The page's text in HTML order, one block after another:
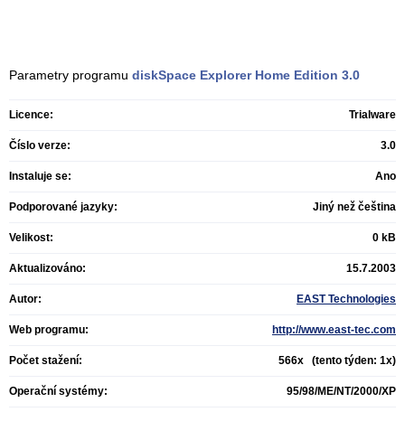
Parametry programu diskSpace Explorer Home Edition 3.0
Licence: Trialware
Číslo verze: 3.0
Instaluje se: Ano
Podporované jazyky: Jiný než čeština
Velikost: 0 kB
Aktualizováno: 15.7.2003
Autor: EAST Technologies
Web programu: http://www.east-tec.com
Počet stažení: 566x (tento týden: 1x)
Operační systémy: 95/98/ME/NT/2000/XP